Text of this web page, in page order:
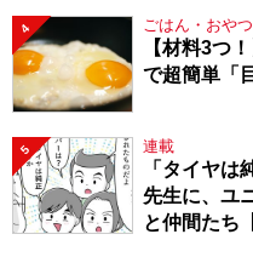
4 ごはん・おやつ
【材料3つ
で超簡単「
5 連載
「タイヤは
先生に、ユ
と仲間たち